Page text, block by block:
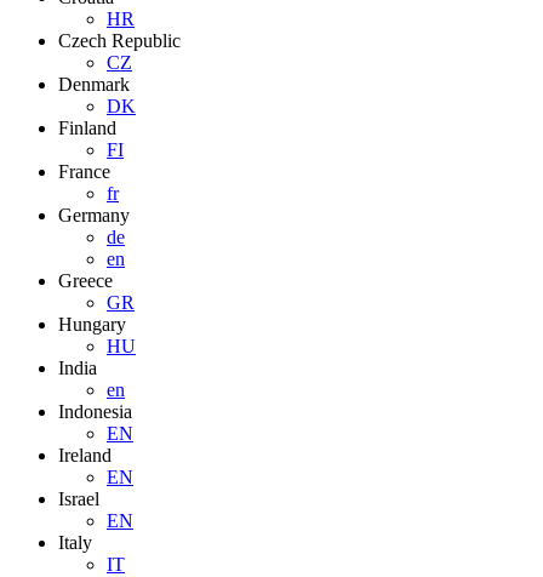
HR
Czech Republic
CZ
Denmark
DK
Finland
FI
France
fr
Germany
de
en
Greece
GR
Hungary
HU
India
en
Indonesia
EN
Ireland
EN
Israel
EN
Italy
IT